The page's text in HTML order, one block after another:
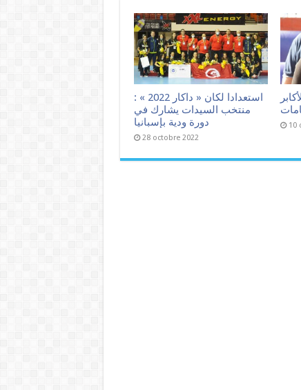
استعدادا لكان « داكار 2022 » :
منتخب السيدات يشارك في
دورة ودية بإسبانيا
28 octobre 2022
10